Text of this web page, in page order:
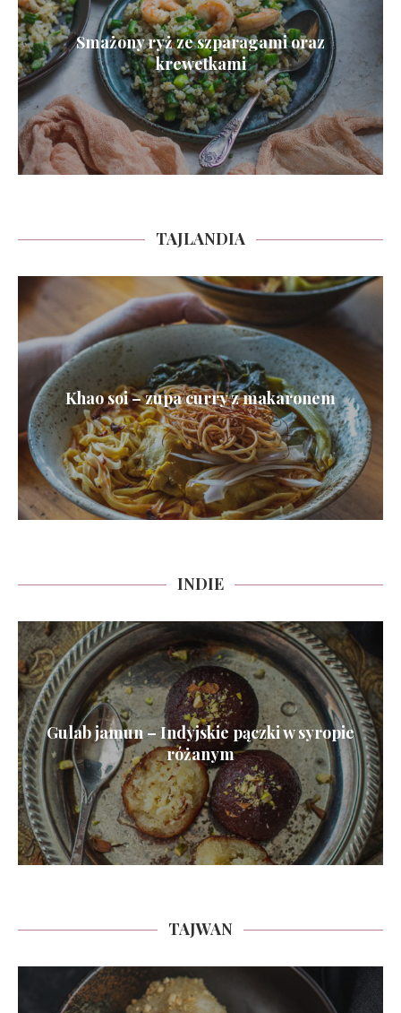
Smażony ryż ze szparagami oraz
krewetkami
TAJLANDIA
Khao soi – zupa curry z makaronem
INDIE
Gulab jamun – Indyjskie pączki w syropie
różanym
TAJWAN